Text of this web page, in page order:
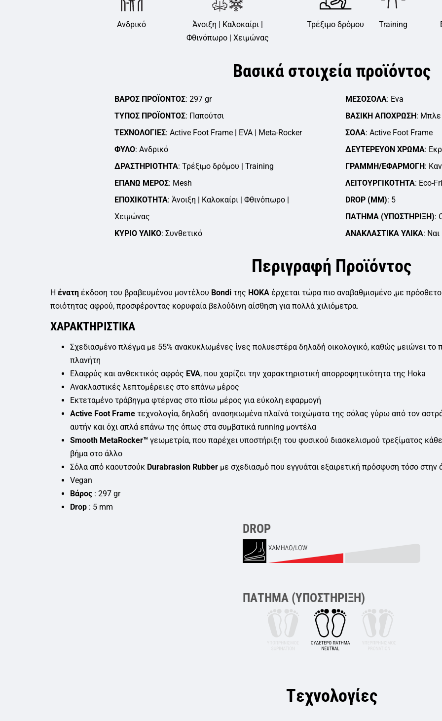
Ανδρικό
Άνοιξη | Καλοκαίρι |
Φθινόπωρο | Χειμώνας
Τρέξιμο δρόμου Training
Βασικά στοιχεία προϊόντος
ΒΆΡΟΣ ΠΡΟΪΌΝΤΟΣ 297 gr
ΤΎΠΟΣ ΠΡΟΪΌΝΤΟΣ Παπούτσι
ΤΕΧΝΟΛΟΓΊΕΣ Active Foot Frame | EVA | Meta-Rocker
ΦΎΛΟ Ανδρικό
ΔΡΑΣΤΗΡΙΌΤΗΤΑ Τρέξιμο δρόμου | Training
ΕΠΆΝΩ ΜΈΡΟΣ Mesh
ΕΠΟΧΙΚΌΤΗΤΑ Άνοιξη | Καλοκαίρι | Φθινόπωρο |
Χειμώνας
ΚΎΡΙΟ ΥΛΙΚΌ Συνθετικό
ΜΕΣΟΣΌΛΑ Eva
ΒΑΣΙΚΉ ΑΠΌΧΡΩΣΗ
Μπλε
ΣΌΛΑ Active Foot Frame
ΔΕΥΤΕΡΕΎΟΝ ΧΡΏΜΑ
ΓΡΑΜΜΉ/ΕΦΑΡΜΟΓΉ
ΛΕΙΤΟΥΡΓΙΚΌΤΗΤΑ Eco-
DROP (MM) 5
ΠΆΤΗΜΑ (ΥΠΟΣΤΉΡΙΞΗ)
ΑΝΑΚΛΑΣΤΙΚΆ ΥΛΙΚΆ Ναι
Περιγραφή Προϊόντος
Η ένατη έκδοση του βραβευμένου μοντέλου Bondi της HOKA έρχεται τώρα πιο αναβαθμισμένο ,με
ποιότητας αφρού, προσφέροντας κορυφαία βελούδινη αίσθηση για πολλά χιλιόμετρα.
ΧAΡΑΚΤΗΡΙΣΤΙΚΑ
Σχεδιασμένο πλέγμα με 55% ανακυκλωμένες ίνες πολυεστέρα δηλαδή οικολογικό, καθώς μειώνει
πλανήτη
Ελαφρύς και ανθεκτικός αφρός EVA, που χαρίζει την χαρακτηριστική απορροφητικότητα της Hoka
Ανακλαστικές λεπτομέρειες στο επάνω μέρος
Εκτεταμένο τράβηγμα φτέρνας στο πίσω μέρος για εύκολη εφαρμογή
Active Foot Frame τεχνολογία, δηλαδή ανασηκωμένα πλαϊνά τοιχώματα της σόλας γύρω από τον
αυτήν και όχι απλά επάνω της όπως στα συμβατικά running μοντέλα
Smooth MetaRocker™ γεωμετρία, που παρέχει υποστήριξη του φυσικού διασκελισμού τρεξίματος
βήμα στο άλλο
Σόλα από καουτσούκ Durabrasion Rubber με σχεδιασμό που εγγυάται εξαιρετική πρόσφυση τόσο στην
Vegan
Βάρος : 297 gr
Drop : 5 mm
DROP
ΠΆΤΗΜΑ (ΥΠΟΣΤΉΡΙΞΗ)
Tεχνολογίες